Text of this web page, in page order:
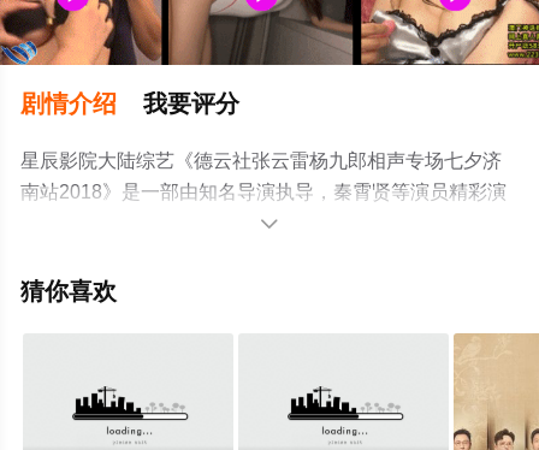
剧情介绍 我要评分
星辰影院大陆综艺《德云社张云雷杨九郎相声专场七夕济
南站2018》是一部由知名导演执导，秦霄贤等演员精彩演
绎的内地综艺节目，大结局剧情已揭晓（完结），手机免
剧情信息可移步至豆瓣综艺、电视猫或剧情网等平台了

猜你喜欢